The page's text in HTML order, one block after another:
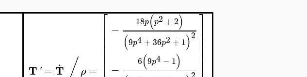
T ' = T
.
ρ =
⎡
⎢⎢⎢⎢⎢⎢
− 18p(p2 + 2)
(9p4 +36p2 + 1)2
− 6(9p4 − 1)
⎤
⎥⎥⎥⎥⎥⎥